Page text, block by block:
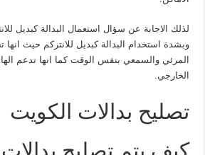
لذلك الاجابة عن سؤال استعمال البدالة كبديل
وبشدة استخدام البدالة كبديل للانتركم حيث انها
المرئي والسمعي بنفس الوقت كما انها تدعم
الخارجي.
تصليح بدالات الكويت
كيف يتم تصليح